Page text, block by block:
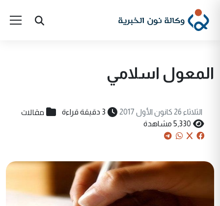
المعول اسلامي
الثلاثاء 26 كانون الأول 2017 3 دقيقة قراءة مقالات
5,330 مشاهدة